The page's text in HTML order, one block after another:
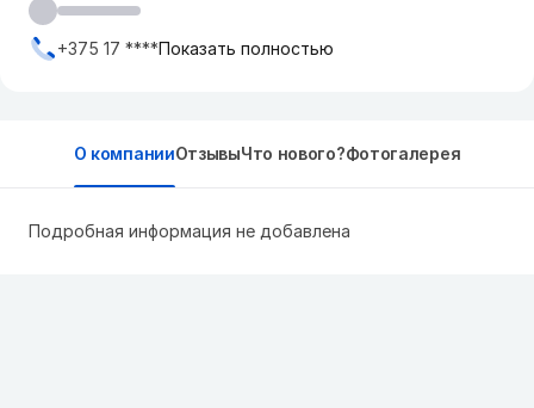
+375 17 ****Показать полностью
О компанииОтзывыЧто нового?Фотогалерея
Подробная информация не добавлена